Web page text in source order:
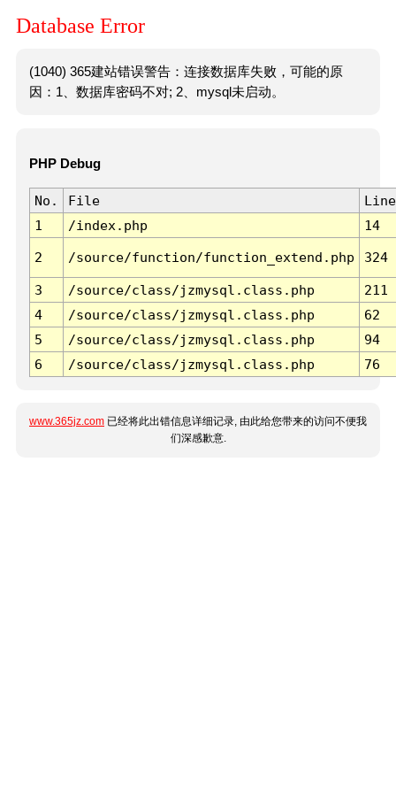
Database Error
(1040) 365建站错误警告：连接数据库失败，可能的原
因：1、数据库密码不对; 2、mysql未启动。
PHP Debug
No. File
Line
1
/index.php 14
2 /source/function/function_extend.php 324
3 /source/class/jzmysql.class.php
211
4
/source/class/jzmysql.class.php
62
5
/source/class/jzmysql.class.php
94
6
/source/class/jzmysql.class.php 76
www.365jz.com 已经将此出错信息详细记录, 由此给您带来的访问不便我
们深感歉意.